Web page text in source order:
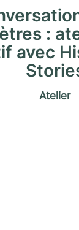
:
avec
Atelier